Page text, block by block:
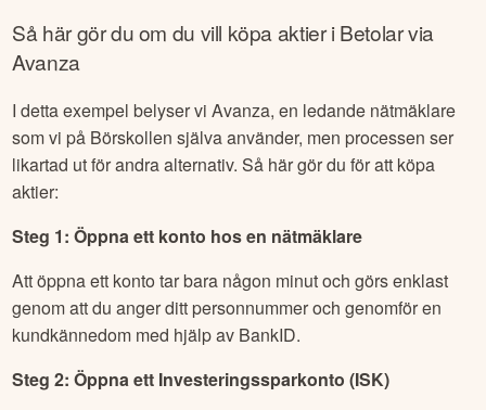
Så här gör du om du vill köpa aktier iBetolarvia
Avanza
I detta exempel belyser vi Avanza, en ledande nätmäklare
som vi på Börskollen själva använder, men processen ser
likartad ut för andra alternativ. Så här gör du för att köpa
aktier:
Steg 1: Öppna ett konto hos en nätmäklare
Att öppna ett konto tar bara någon minut och görs enklast
genom att du anger ditt personnummer och genomför en
kundkännedom med hjälp av BankID.
Steg 2: Öppna ett Investeringssparkonto (ISK)